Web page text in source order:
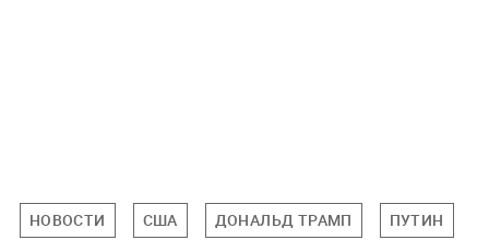
НОВОСТИ США ДОНАЛЬД ТРАМП ПУТИН